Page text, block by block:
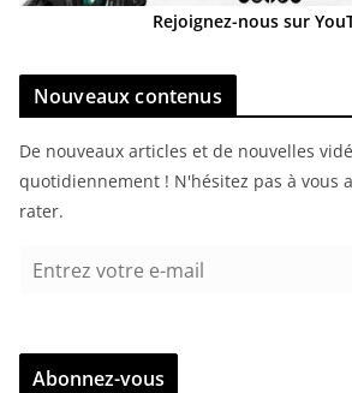
Rejoignez-nous sur
Nouveaux contenus
De nouveaux articles et de nouvelles
quotidiennement ! N'hésitez pas à vous
rater.
r
Abonnez-vous